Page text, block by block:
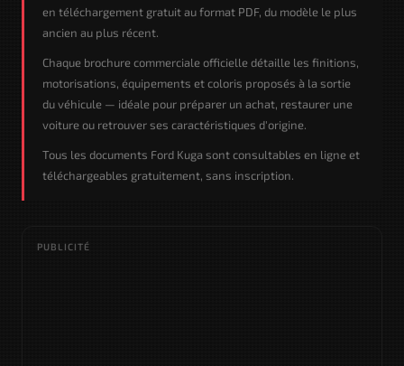
en téléchargement gratuit au format PDF, du modèle le plus
ancien au plus récent.
Chaque brochure commerciale officielle détaille les finitions,
motorisations, équipements et coloris proposés à la sortie
du véhicule — idéale pour préparer un achat, restaurer une
voiture ou retrouver ses caractéristiques d'origine.
Tous les documents Ford Kuga sont consultables en ligne et
téléchargeables gratuitement, sans inscription.
PUBLICITÉ